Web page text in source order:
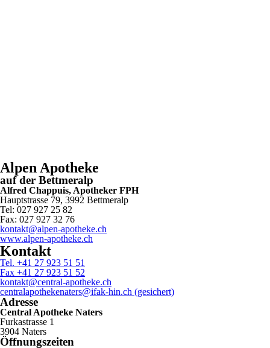
Alpen Apotheke
auf der Bettmeralp
Alfred Chappuis, Apotheker FPH
Hauptstrasse 79, 3992 Bettmeralp
Tel: 027 927 25 82
Fax: 027 927 32 76
kontakt@alpen-apotheke.ch
www.alpen-apotheke.ch
Kontakt
Tel. +41 27 923 51 51
Fax +41 27 923 51 52
kontakt@central-apotheke.ch
centralapothekenaters@ifak-hin.ch (gesichert)
Adresse
Central Apotheke Naters
Furkastrasse 1
3904 Naters
Öffnungszeiten